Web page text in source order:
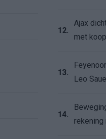
12.
Ajax
met
13.
Leo
14.